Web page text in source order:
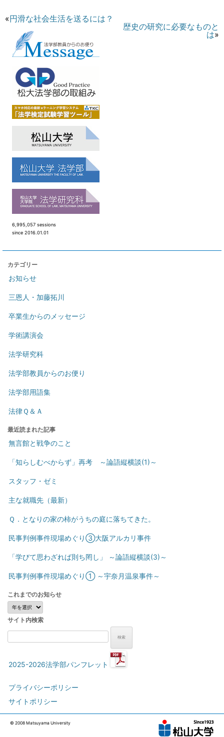
«円滑な社会生活を送るには？
歴史の研究に必要なものと
は»
6,995,057 sessions
since 2016.01.01
カテゴリー
お知らせ
三恩人・加藤拓川
卒業生からのメッセージ
学術講演会
法学研究科
法学部教員からのお便り
法学部用語集
法律Ｑ＆Ａ
最近読まれた記事
無言館と戦争のこと
「知らしむべからず」再考 ～論語縦横談(1)～
スタッフ・ゼミ
主な就職先（最新）
Ｑ．となりの家の柿がうちの庭に落ちてきた。
民事判例事件現場めぐり③大阪アルカリ事件
「学びて思わざれば則ち罔し」 ～論語縦横談(3)～
民事判例事件現場めぐり① ～宇奈月温泉事件～
これまでのお知らせ
こ
れ
ま
で
の
ら
サイト内検索
検
索:
2025-2026法学部パンフレット
プライバシーポリシー
サイトポリシー
© 2008 Matsuyama University